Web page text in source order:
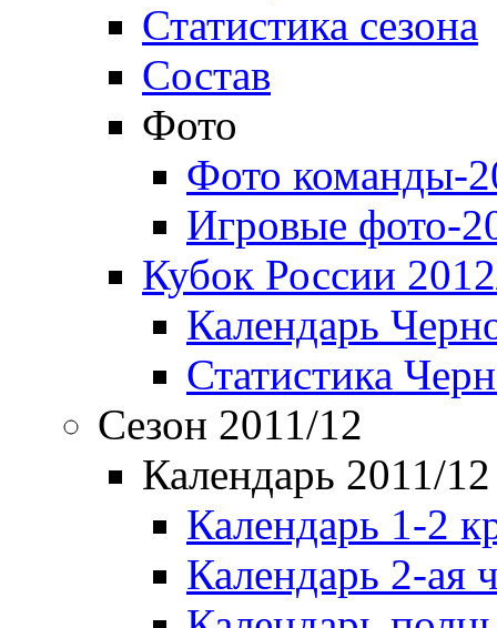
Статистика сезона
Состав
Фото
Фото команды-
Игровые фото-
Кубок России
Календарь
Статистика
Сезон 2011/12
Календарь 2011/12
Календарь 1-2
Календарь 2-ая